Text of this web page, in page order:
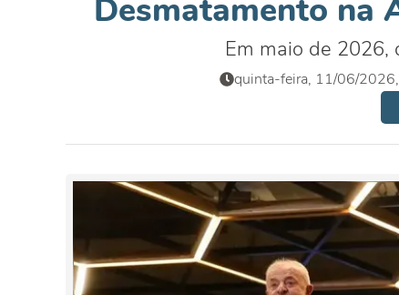
Desmatamento na
Em maio de 2026,
quinta-feira, 11/06/